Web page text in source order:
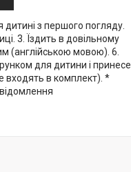
з першого погляду.
3. Їздить в довільному
(англійською мовою). 6.
для дитини і принесе
входять в комплект). *